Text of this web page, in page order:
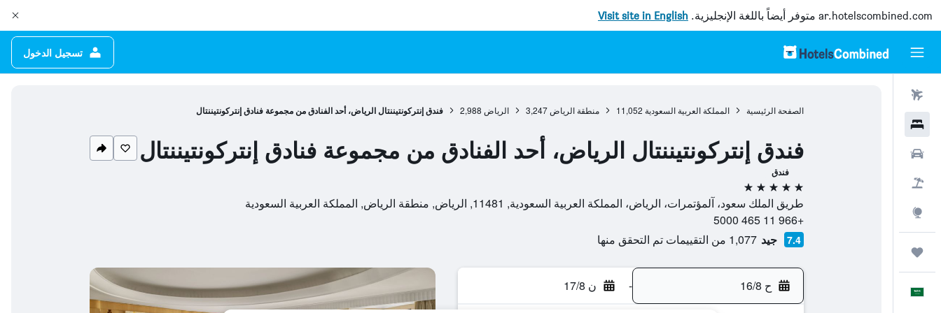
ar.hotelscombined.com متوفر أيضاً باللغة الإنجليزية. Visit site in English
تسجيل الدخول
الصفحة الرئيسية المملكة العربية السعودية 11,052 منطقة الرياض 3,247 الرياض 2,988 فندق إنتركونتيننتال الرياض، أحد الفنادق من مجموعة فنادق إنتركونتيننتال
فندق إنتركونتيننتال الرياض، أحد الفنادق من مجموعة فنادق إنتركونتيننتال
فندق
5 نجوم
طريق الملك سعود، آلمؤتمرات، الرياض، المملكة العربية السعودية, 11481, الرياض, منطقة الرياض, المملكة العربية السعودية
+966 11 465 5000
7.4 جيد 1,077 من التقييمات تم التحقق منها
ح 16/8 - ن 17/8